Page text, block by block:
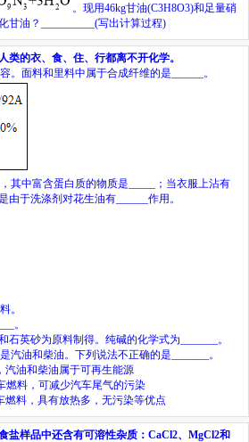
。现用46kg甘油(C3H8O3)和足量硝
甘油？
(写出计算过程)
类的衣、食、住、行都离不开化学。
。面料和里料中属于合成纤维的是 。
其中富含蛋白质的物质是
；当衣服上沾有
由于洗涤剂对花生油有
作用。
。
。
石英砂为原料制得。纯碱的化学式为
。
汽油和柴油。下列说法不正确的是
。
汽油和柴油属于可再生能源
燃料，可减少汽车尾气的污染
料，具有放热多，无污染等优点
盐样品中还含有可溶性杂质： CaCl2、 MgCl2和